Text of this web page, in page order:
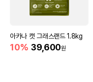
아카나 캣 그래스랜드 1.8kg
10% 39,600원